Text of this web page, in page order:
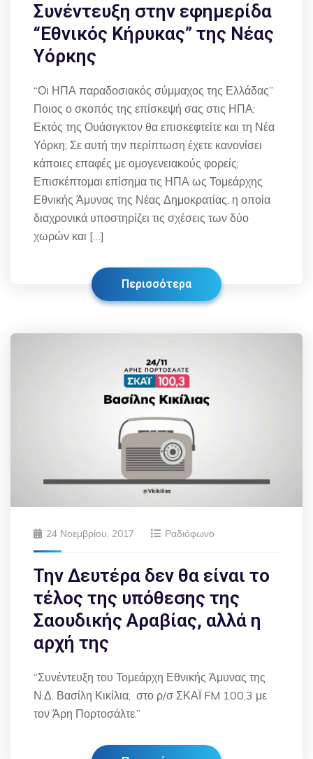
Συνέντευξη στην εφημερίδα
“Εθνικός Κήρυκας” της Νέας
Υόρκης
“Οι ΗΠΑ παραδοσιακός σύμμαχος της Ελλάδας”
Ποιος ο σκοπός της επίσκεψή σας στις ΗΠΑ;
Εκτός της Ουάσιγκτον θα επισκεφτείτε και τη Νέα
Υόρκη; Σε αυτή την περίπτωση έχετε κανονίσει
κάποιες επαφές με ομογενειακούς φορείς;
Επισκέπτομαι επίσημα τις ΗΠΑ ως Τομεάρχης
Εθνικής Άμυνας της Νέας Δημοκρατίας, η οποία
διαχρονικά υποστηρίζει τις σχέσεις των δύο
χωρών και […]
Περισσότερα
24 Νοεμβρίου, 2017 Ραδιόφωνο
Την Δευτέρα δεν θα είναι το
τέλος της υπόθεσης της
Σαουδικής Αραβίας, αλλά η
αρχή της
“Συνέντευξη του Τομεάρχη Εθνικής Άμυνας της
Ν.Δ. Βασίλη Κικίλια, στο ρ/σ ΣΚΑΪ FM 100,3 με
τον Άρη Πορτοσάλτε.”